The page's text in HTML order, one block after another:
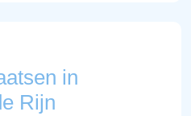
in
Rijn